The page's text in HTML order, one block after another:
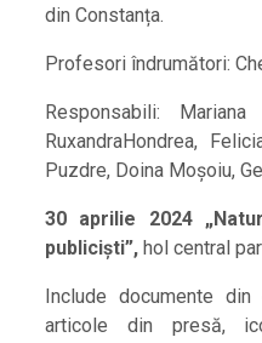
din Constanța.
Profesori îndrumători:
Responsabili:
RuxandraHondrea,
Puzdre, Doina Moșoiu,
30 aprilie 2024
publiciști”, hol central
Include documente
articole din presă,